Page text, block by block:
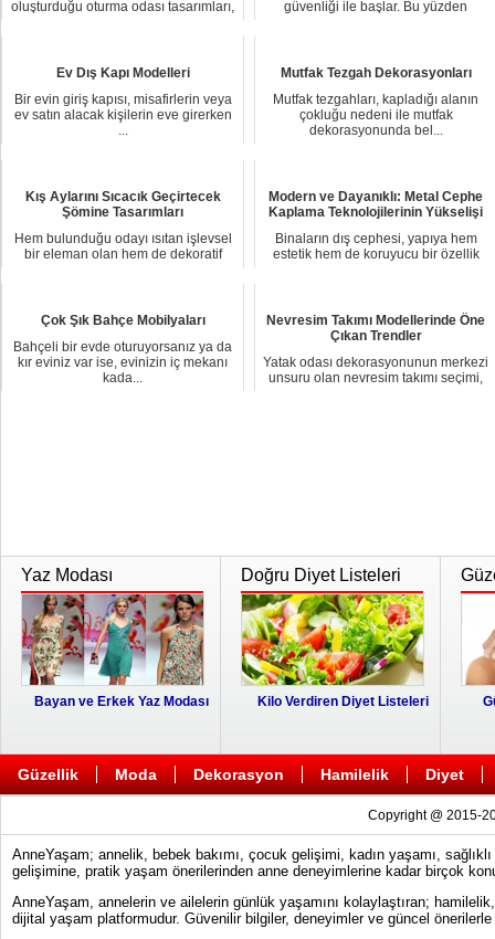
oluşturduğu oturma odası tasarımları,
güvenliği ile başlar. Bu yüzden
Ev Dış Kapı Modelleri
Bir evin giriş kapısı, misafirlerin veya
ev satın alacak kişilerin eve girerken
...
Mutfak Tezgah Dekorasyonları
Mutfak tezgahları, kapladığı alanın
çokluğu nedeni ile mutfak
dekorasyonunda bel...
Kış Aylarını Sıcacık Geçirtecek
Şömine Tasarımları
Hem bulunduğu odayı ısıtan işlevsel
bir eleman olan hem de dekoratif
Modern ve Dayanıklı: Metal Cephe
Kaplama Teknolojilerinin Yükselişi
Binaların dış cephesi, yapıya hem
estetik hem de koruyucu bir özellik
Çok Şık Bahçe Mobilyaları
Bahçeli bir evde oturuyorsanız ya da
kır eviniz var ise, evinizin iç mekanı
kada...
Nevresim Takımı Modellerinde Öne
Çıkan Trendler
Yatak odası dekorasyonunun merkezi
unsuru olan nevresim takımı seçimi,
Yaz Modası
Bayan ve Erkek Yaz Modası
Doğru Diyet Listeleri
Kilo Verdiren Diyet Listeleri
Güzellik Moda Dekorasyon Hamilelik Diyet
Copyright @ 2015-
AnneYaşam; annelik, bebek bakımı, çocuk gelişimi, kadın yaşamı,
gelişimine, pratik yaşam önerilerinden anne deneyimlerine kadar birçok
AnneYaşam, annelerin ve ailelerin günlük yaşamını kolaylaştıran;
dijital yaşam platformudur. Güvenilir bilgiler, deneyimler ve güncel